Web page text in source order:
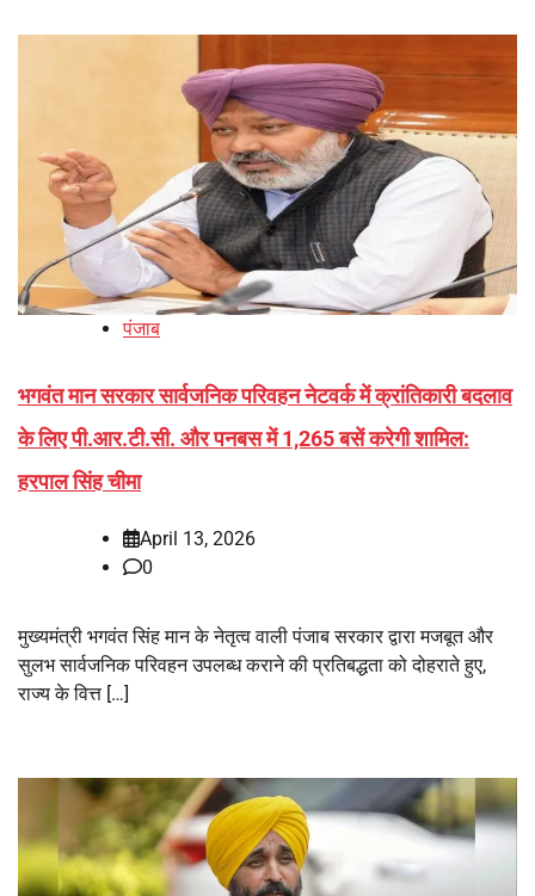
पंजाब
भगवंत मान सरकार सार्वजनिक परिवहन नेटवर्क में क्रांतिकारी बदलाव
के लिए पी.आर.टी.सी. और पनबस में 1,265 बसें करेगी शामिल:
हरपाल सिंह चीमा
April 13, 2026
0
मुख्यमंत्री भगवंत सिंह मान के नेतृत्व वाली पंजाब सरकार द्वारा मजबूत और
सुलभ सार्वजनिक परिवहन उपलब्ध कराने की प्रतिबद्धता को दोहराते हुए,
राज्य के वित्त […]